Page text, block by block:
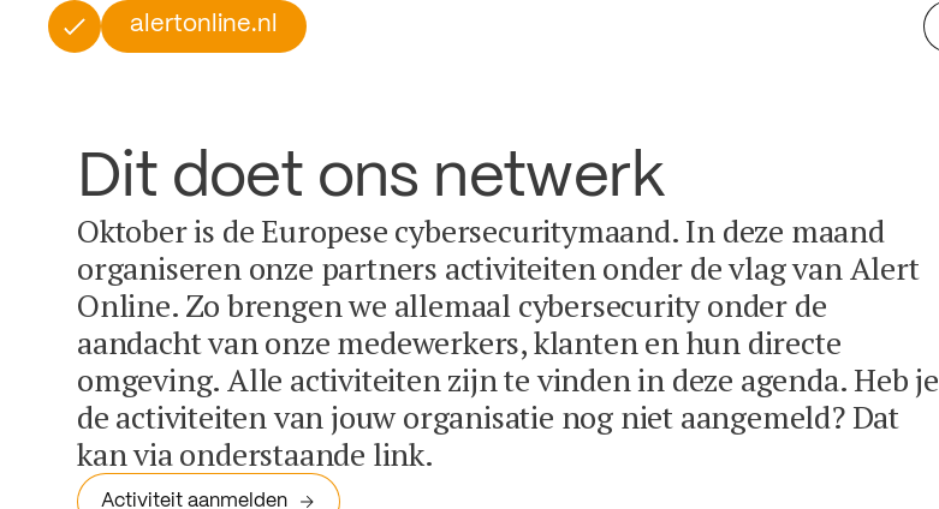
alertonline.nl
Dit doet ons netwerk
Oktober is de Europese cybersecuritymaand. In deze maand
organiseren onze partners activiteiten onder de vlag van Alert
Online. Zo brengen we allemaal cybersecurity onder de
aandacht van onze medewerkers, klanten en hun directe
omgeving. Alle activiteiten zijn te vinden in deze agenda. Heb je
de activiteiten van jouw organisatie nog niet aangemeld? Dat
kan via onderstaande link.
Activiteit aanmelden